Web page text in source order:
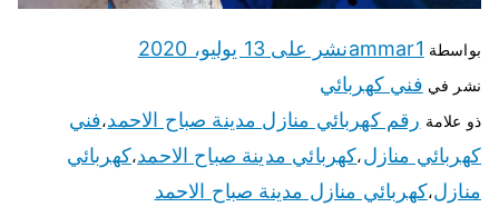
بواسطة ammar1نشر على 13 يوليو، 2020
نشر في فني كهربائي
ذو علامة رقم كهربائي منازل مدينة صباح الاحمد،فني
كهربائي منازل،كهربائي مدينة صباح الاحمد،كهربائي
منازل،كهربائي منازل مدينة صباح الاحمد